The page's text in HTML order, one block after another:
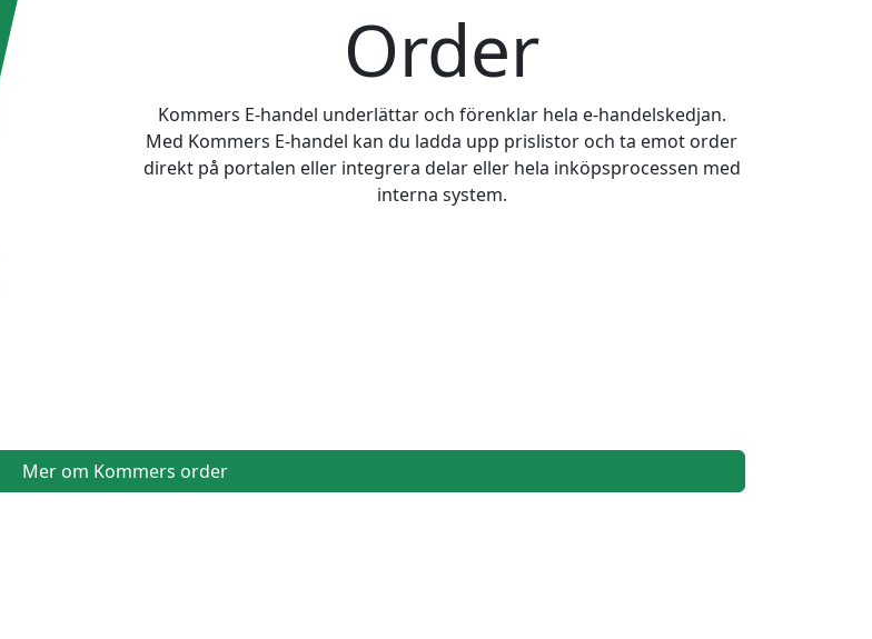
Order
Kommers E-handel underlättar och förenklar hela e-handelskedjan.
Med Kommers E-handel kan du ladda upp prislistor och ta emot order
direkt på portalen eller integrera delar eller hela inköpsprocessen med
interna system.
Mer om Kommers order